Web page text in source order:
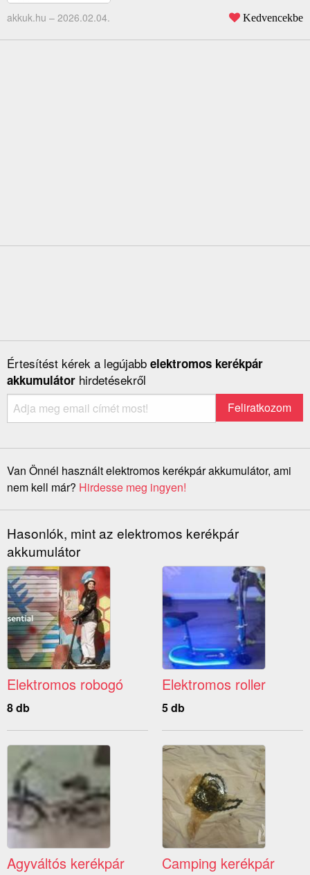
akkuk.hu – 2026.02.04. Kedvencekbe
Értesítést kérek a legújabb elektromos kerékpár
akkumulátor hirdetésekről
Van Önnél használt elektromos kerékpár akkumulátor, ami
nem kell már? Hirdesse meg ingyen!
Hasonlók, mint az elektromos kerékpár
akkumulátor
Elektromos robogó
8 db
Elektromos roller
5 db
Agyváltós kerékpár Camping kerékpár